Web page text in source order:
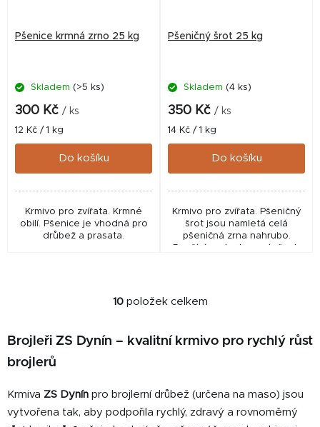
Pšenice krmná zrno 25 kg
Skladem (>5 ks)
300 Kč / ks
Měrná
cena:
12 Kč / 1 kg
Do košíku
Krmivo pro zvířata. Krmné
obilí. Pšenice je vhodná pro
drůbež a prasata.
Pšeničný šrot 25 kg
Skladem (4 ks)
350 Kč / ks
Měrná
cena:
14 Kč / 1 kg
Do košíku
Krmivo pro zvířata. Pšeničný
šrot jsou namletá celá
pšeničná zrna nahrubo.
O
l
a
í
10položek celkem
Brojleři ZS Dynín – kvalitní krmivo pro rychlý růst
brojlerů
Krmiva ZS Dynín pro brojlerní drůbež (určena na maso) jsou
vytvořena tak, aby podpořila rychlý, zdravý a rovnoměrný